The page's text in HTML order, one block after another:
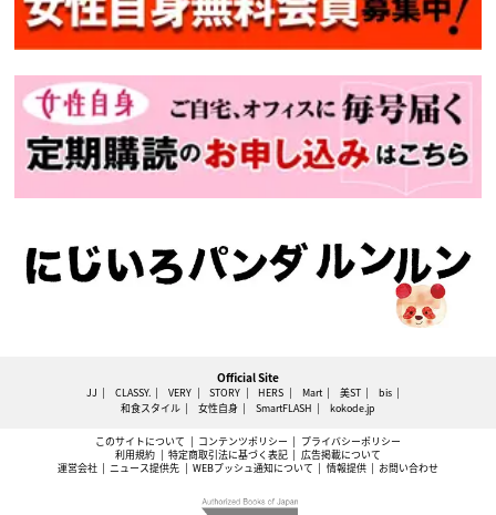
Official Site
JJ CLASSY. VERY STORY HERS Mart 美ST
bis
和食スタイル
女性自身 SmartFLASH kokode.jp
このサイトについて コンテンツポリシー
プライバシーポリシー
利用規約
特定商取引法に基づく表記
広告掲載について
運営会社
ニュース提供先 WEBプッシュ通知について 情報提供 お問い合わせ